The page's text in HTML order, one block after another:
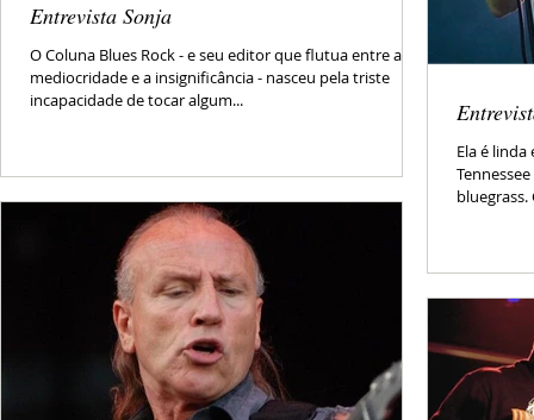
Entrevista Sonja
O Coluna Blues Rock - e seu editor que flutua entre a
mediocridade e a insignificância - nasceu pela triste
incapacidade de tocar algum...
Ela é